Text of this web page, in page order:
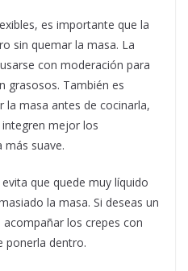
es importante que la
sin quemar la masa. La
con moderación para
grasosos. También es
la masa antes de cocinarla,
mejor los
más suave.
que quede muy líquido
la masa. Si deseas un
los crepes con
ponerla dentro.